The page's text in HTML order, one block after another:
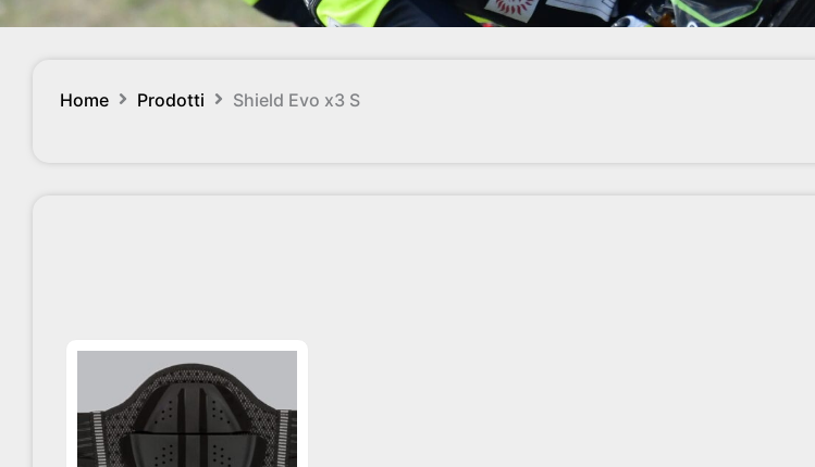
Home Prodotti Shield Evo x3 S
Questo
prodotto
ha
più
varianti.